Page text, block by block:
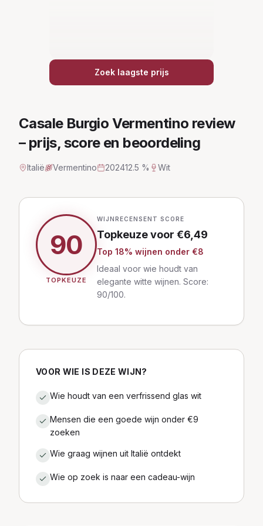
Zoek laagste prijs
Casale Burgio Vermentino review
– prijs, score en beoordeling
Italië Vermentino 202412.5 % Wit
90
TOPKEUZE
WIJNRECENSENT SCORE
Topkeuzevoor €6,49
Top 18% wijnen onder €8
Ideaal voor wie houdt van
elegante witte wijnen. Score:
90/100.
VOOR WIE IS DEZE WIJN?
Wie houdt van een verfrissend glas wit
Mensen die een goede wijn onder €9
zoeken
Wie graag wijnen uit Italië ontdekt
Wie op zoek is naar een cadeau-wijn